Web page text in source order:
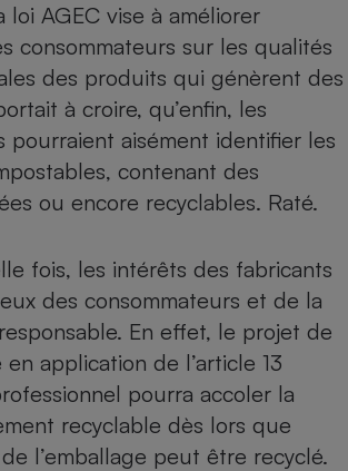
loi AGEC vise à améliorer
consommateurs sur les qualités
des produits qui génèrent des
à croire, qu’enfin, les
pourraient aisément identifier les
contenant des
ou encore recyclables. Raté.
fois, les intérêts des fabricants
des consommateurs et de la
En effet, le projet de
application de l’article 13
pourra accoler la
recyclable dès lors que
l’emballage peut être recyclé.
Complément
alimentaire
bouteille
Assurance emprunteur
Banque
Gros électroménager
Petit électroménager -
Lave-linge
Internet
Téléphonie
Téléviseur
Matelas
Mutuelle
Antimoustique